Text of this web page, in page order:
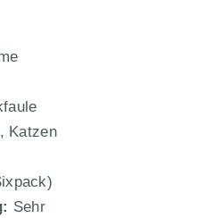
Katzen
Sehr